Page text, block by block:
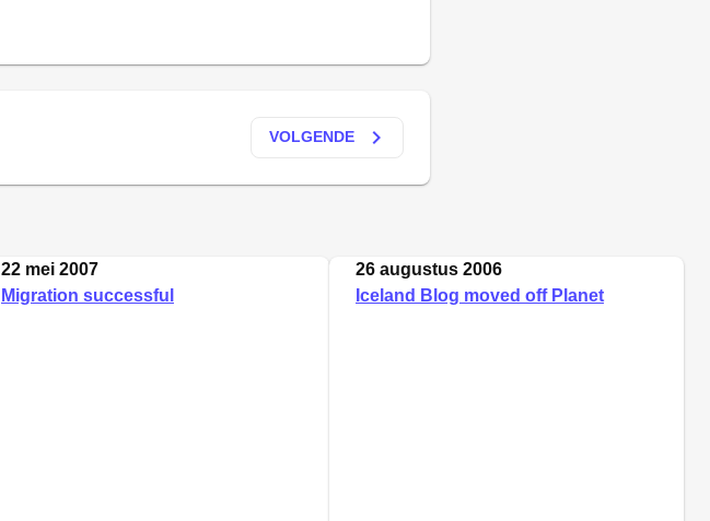
VOLGENDE keyboard_arrow_right
22 mei 2007
Migration successful
26 augustus 2006
Iceland Blog moved off Planet